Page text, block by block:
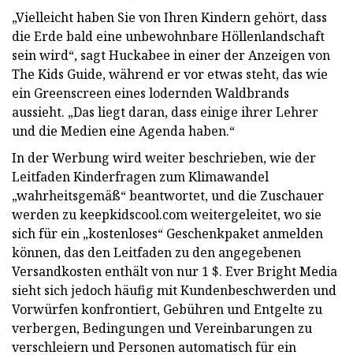
„Vielleicht haben Sie von Ihren Kindern gehört, dass
die Erde bald eine unbewohnbare Höllenlandschaft
sein wird“, sagt Huckabee in einer der Anzeigen von
The Kids Guide, während er vor etwas steht, das wie
ein Greenscreen eines lodernden Waldbrands
aussieht. „Das liegt daran, dass einige ihrer Lehrer
und die Medien eine Agenda haben.“
In der Werbung wird weiter beschrieben, wie der
Leitfaden Kinderfragen zum Klimawandel
„wahrheitsgemäß“ beantwortet, und die Zuschauer
werden zu keepkidscool.com weitergeleitet, wo sie
sich für ein „kostenloses“ Geschenkpaket anmelden
können, das den Leitfaden zu den angegebenen
Versandkosten enthält von nur 1 $. Ever Bright Media
sieht sich jedoch häufig mit Kundenbeschwerden und
Vorwürfen konfrontiert, Gebühren und Entgelte zu
verbergen, Bedingungen und Vereinbarungen zu
verschleiern und Personen automatisch für ein